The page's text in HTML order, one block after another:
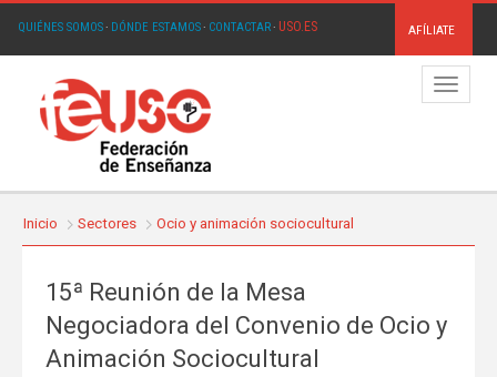
QUIÉNES SOMOS· DÓNDE ESTAMOS· CONTACTAR· USO.ES AFÍLIATE
Menú
Inicio Sectores Ocio y animación sociocultural
15ª Reunión de la Mesa
Negociadora del Convenio de Ocio y
Animación Sociocultural